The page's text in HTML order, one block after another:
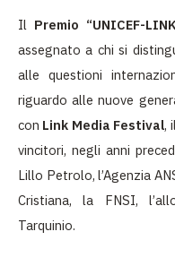
Il Premio “UNICEF-
assegnato a chi si
alle questioni
riguardo alle nuove
con Link Media Festival,
vincitori, negli anni
Lillo Petrolo, l’Agenzia
Cristiana, la FNSI,
Tarquinio.